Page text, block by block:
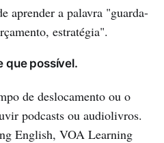
aprender a palavra "guarda-
estratégia".
que possível.
de deslocamento ou o
podcasts ou audiolivros.
English, VOA Learning